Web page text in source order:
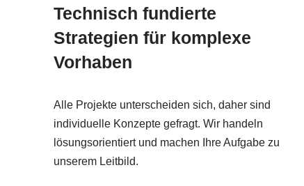
Technisch fundierte
Strategien für komplexe
Vorhaben
Alle Projekte unterscheiden sich, daher sind
individuelle Konzepte gefragt. Wir handeln
lösungsorientiert und machen Ihre Aufgabe zu
unserem Leitbild.